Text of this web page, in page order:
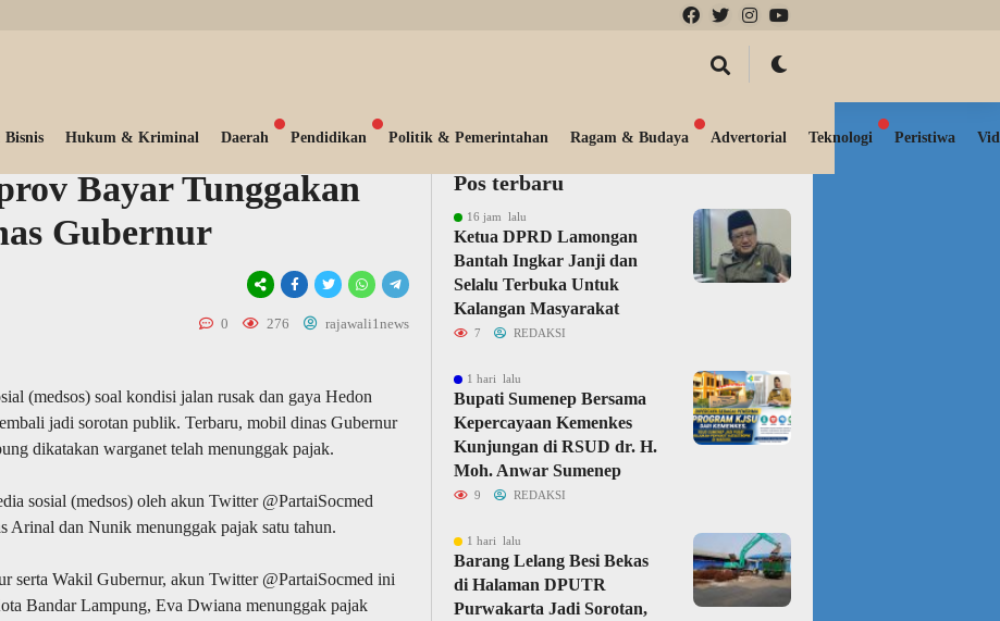
Hukum & Kriminal Daerah Pendidikan Politik & Pemerintahan Ragam & Budaya Advertorial Teknologi Peristiwa
Bayar Tunggakan
Gubernur
0 276 rajawali1news
(medsos) soal kondisi jalan rusak dan gaya Hedon
jadi sorotan publik. Terbaru, mobil dinas Gubernur
dikatakan warganet telah menunggak pajak.
sosial (medsos) oleh akun Twitter @PartaiSocmed
Arinal dan Nunik menunggak pajak satu tahun.
serta Wakil Gubernur, akun Twitter @PartaiSocmed ini
Bandar Lampung, Eva Dwiana menunggak pajak
Pos terbaru
16 jam lalu
Ketua DPRD Lamongan
Bantah Ingkar Janji dan
Selalu Terbuka Untuk
Kalangan Masyarakat
7 REDAKSI
1 hari lalu
Bupati Sumenep Bersama
Kepercayaan Kemenkes
Kunjungan di RSUD dr. H.
Moh. Anwar Sumenep
9 REDAKSI
1 hari lalu
Barang Lelang Besi Bekas
di Halaman DPUTR
Purwakarta Jadi Sorotan,